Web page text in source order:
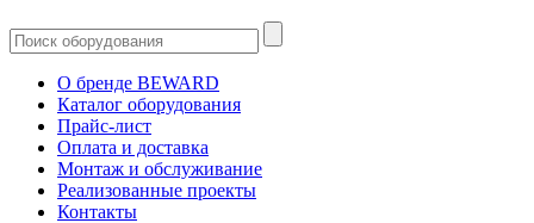
О бренде BEWARD
Каталог оборудования
Прайс-лист
Оплата и доставка
Монтаж и обслуживание
Реализованные проекты
Контакты